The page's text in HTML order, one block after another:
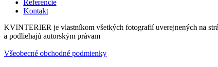
Referencie
Kontakt
KVINTERIER je vlastníkom všetkých fotografií uverejnených na
a podliehajú autorským právam
Všeobecné obchodné podmienky